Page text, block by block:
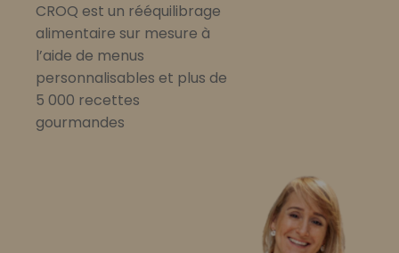
CROQ est un rééquilibrage
alimentaire sur mesure à
l’aide de menus
personnalisables et plus de
5 000 recettes
gourmandes